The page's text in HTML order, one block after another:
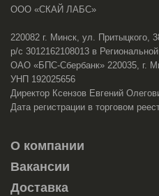
ООО «СКАЙ ЛАБС»
220082 г. Минск, ул. Притыцкого,
р/с 3012162108013 в
ОАО «БПС-Сбербанк» 220035, г.
УНП 192025656
Директор Ксензов Евгений
Дата регистрации в торговом
О компании
Вакансии
Доставка